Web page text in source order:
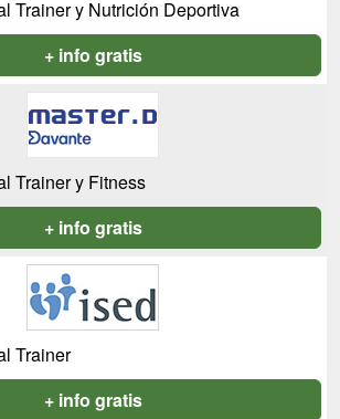
Trainer y Nutrición Deportiva
+ info gratis
Trainer y Fitness
+ info gratis
Trainer
+ info gratis